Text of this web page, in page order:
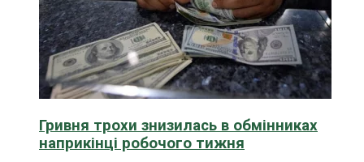
Гривня трохи знизилась в обмінниках
наприкінці робочого тижня